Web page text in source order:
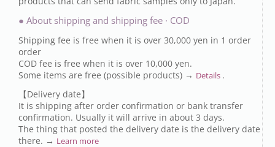
● About shipping and shipping fee · COD
Shipping fee is free when it is over 30,000 yen in 1 order
order
COD fee is free when it is over 10,000 yen.
Some items are free (possible products) → Details .
【Delivery date】
It is shipping after order confirmation or bank transfer
confirmation. Usually it will arrive in about 3 days.
The thing that posted the delivery date is the delivery date
there. → Learn more